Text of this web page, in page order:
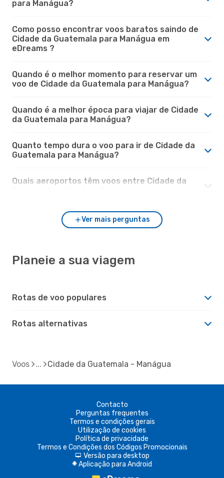
para Manágua?
Como posso encontrar voos baratos saindo de
Cidade da Guatemala para Manágua em
eDreams ?
Quando é o melhor momento para reservar um
voo de Cidade da Guatemala para Manágua?
Quando é a melhor época para viajar de Cidade
da Guatemala para Manágua?
Quanto tempo dura o voo para ir de Cidade da
Guatemala para Manágua?
Quais aeroportos têm voos entre Cidade da
Ver mais perguntas
Planeie a sua viagem
Rotas de voo populares
Rotas alternativas
Voos Cidade da Guatemala - Manágua
Contacto
Perguntas frequentes
Termos e condições gerais
Utilização de cookies
Política de privacidade
Termos e Condições dos Códigos Promocionais
d Versão para desktop
A Aplicação para Android